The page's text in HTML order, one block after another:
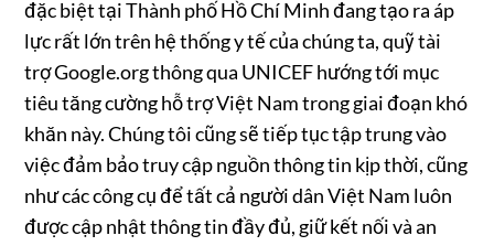
đặc biệt tại Thành phố Hồ Chí Minh đang tạo ra áp
lực rất lớn trên hệ thống y tế của chúng ta, quỹ tài
trợ Google.org thông qua UNICEF hướng tới mục
tiêu tăng cường hỗ trợ Việt Nam trong giai đoạn khó
khăn này. Chúng tôi cũng sẽ tiếp tục tập trung vào
việc đảm bảo truy cập nguồn thông tin kịp thời, cũng
như các công cụ để tất cả người dân Việt Nam luôn
được cập nhật thông tin đầy đủ, giữ kết nối và an